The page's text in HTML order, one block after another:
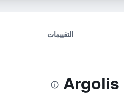
التقييمات